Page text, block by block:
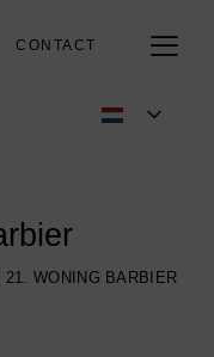
CONTACT
21. WONING BARBIER